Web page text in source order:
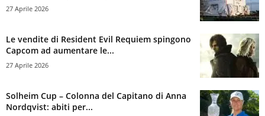
27 Aprile 2026
Le vendite di Resident Evil Requiem spingono
Capcom ad aumentare le...
27 Aprile 2026
Solheim Cup – Colonna del Capitano di Anna
Nordqvist: abiti per...